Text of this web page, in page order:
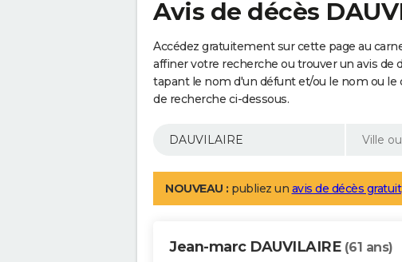
Avis de décès
Accédez gratuitement sur cette page au
affiner votre recherche ou trouver un avis de
tapant le nom d'un défunt et/ou le nom ou
de recherche ci-dessous.
NOUVEAU : publiez un avis de décès gratuit
Jean-marc DAUVILAIRE (61 ans)